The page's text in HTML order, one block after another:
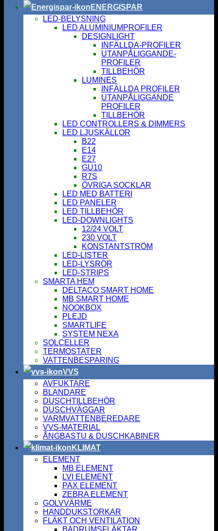
ENERGISPAR
LED-BELYSNING
LED ALUMINIUMPROFILER
DESIGNLIGHT
INFÄLLDA-PROFILER
UTANPÅLIGGANDE-
PROFILER
TILLBEHÖR
LUMINES
INFÄLLDA PROFILER
UTANPÅLIGGANDE
PROFILER
TILLBEHÖR
LED CONTROLLERS & DIMMERS
LED LJUSKÄLLOR
B22
E14
E27
GU10
R7S
ÖVRIGA SOCKLAR
LED MED BATTERI
LED PANELER
LED TILLBEHÖR
LED-DOWNLIGHTS
12/24 VOLT
230 VOLT
KONSTANTSTRÖM
LED-LISTER
LED-LYSRÖR
LED-STRIPS
SMARTA HEM
DELTACO SMART HOME
MB SMART HOME
NOOKBOX
PLEJD
SMARTLIFE
SYSTEM NEXA
SOLCELLER
TERMOSTATER
VATTENBESPARING
VVS
AVFUKTARE
BLANDARE
DUSCHTILLBEHÖR
DUSCHVÄGGAR
VARMVATTENBEREDARE
VVS-MATERIAL
ÅNGBASTU & DUSCHKABINER
KLIMAT
ELEMENT
MB ELEMENT
LVI ELEMENT
PAX ELEMENT
ZEBRA ELEMENT
GOLVVÄRME
HANDDUKSTORKAR
FLÄKT OCH VENTILATION
BADRUMSFLÄKTAR